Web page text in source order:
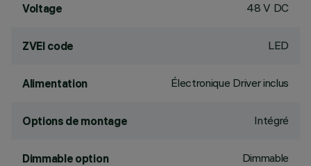
Voltage 48 V DC
ZVEI code LED
Alimentation Électronique Driver inclus
Options de montage Intégré
Dimmable option Dimmable